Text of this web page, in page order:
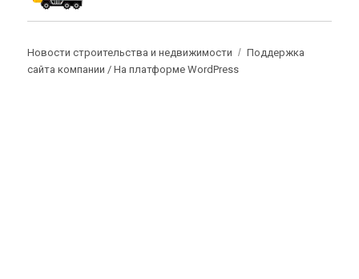
Новости строительства и недвижимости
Поддержка
сайта компании /На платформе WordPress